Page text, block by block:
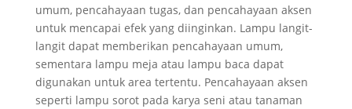
umum, pencahayaan tugas, dan pencahayaan aksen
untuk mencapai efek yang diinginkan. Lampu langit-
langit dapat memberikan pencahayaan umum,
sementara lampu meja atau lampu baca dapat
digunakan untuk area tertentu. Pencahayaan aksen
seperti lampu sorot pada karya seni atau tanaman